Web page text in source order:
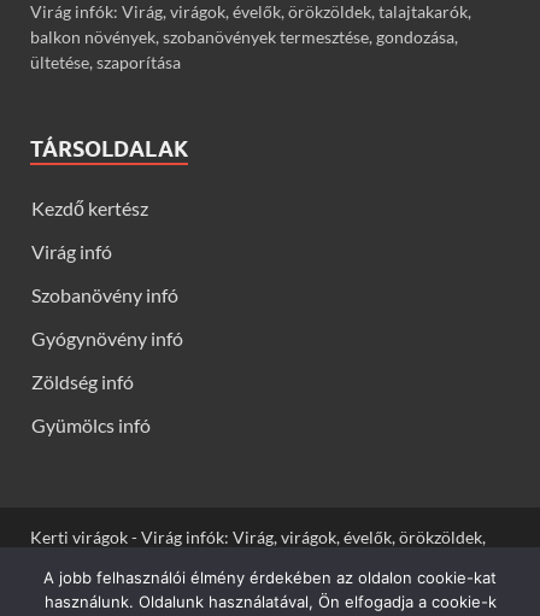
Virág infók: Virág, virágok, évelők, örökzöldek, talajtakarók,
balkon növények, szobanövények termesztése, gondozása,
ültetése, szaporítása
TÁRSOLDALAK
Kezdő kertész
Virág infó
Szobanövény infó
Gyógynövény infó
Zöldség infó
Gyümölcs infó
Kerti virágok - Virág infók: Virág, virágok, évelők, örökzöldek,
gondozása, ültetése, szaporítása
A jobb felhasználói élmény érdekében az oldalon cookie-kat
használunk. Oldalunk használatával, Ön elfogadja a cookie-k